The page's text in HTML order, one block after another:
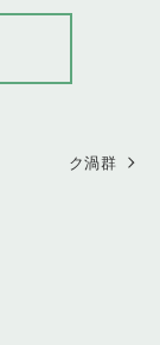
ク渦群